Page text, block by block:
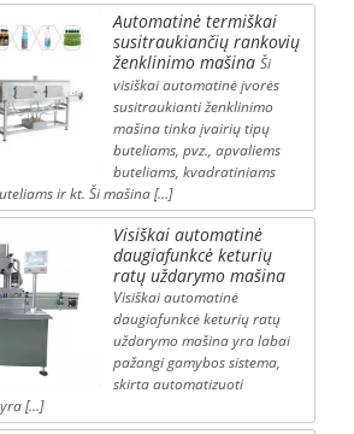
Automatinė termiškai
susitraukiančių rankovių
ženklinimo mašina Ši
visiškai automatinė įvorės
susitraukianti ženklinimo
mašina tinka įvairių tipų
buteliams, pvz., apvaliems
buteliams, kvadratiniams
ir kt. Ši mašina […]
Visiškai automatinė
daugiafunkcė keturių
ratų uždarymo mašina
Visiškai automatinė
daugiafunkcė keturių ratų
uždarymo mašina yra labai
pažangi gamybos sistema,
skirta automatizuoti
[…]